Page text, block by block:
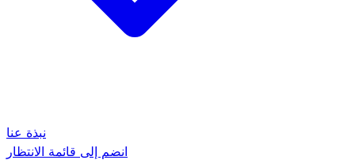
نبذة عنا
انضم إلى قائمة الانتظار